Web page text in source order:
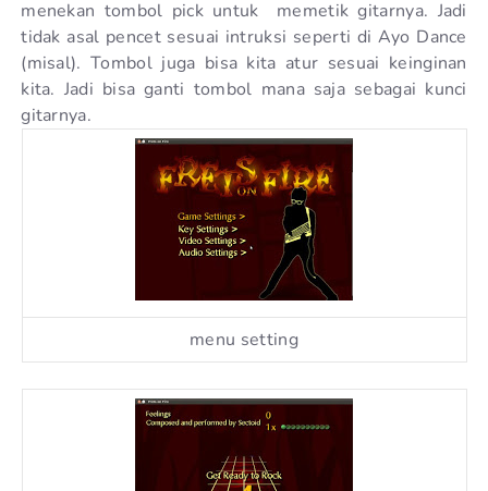
menekan tombol pick untuk memetik gitarnya. Jadi
tidak asal pencet sesuai intruksi seperti di Ayo Dance
(misal). Tombol juga bisa kita atur sesuai keinginan
kita. Jadi bisa ganti tombol mana saja sebagai kunci
gitarnya.
menu setting